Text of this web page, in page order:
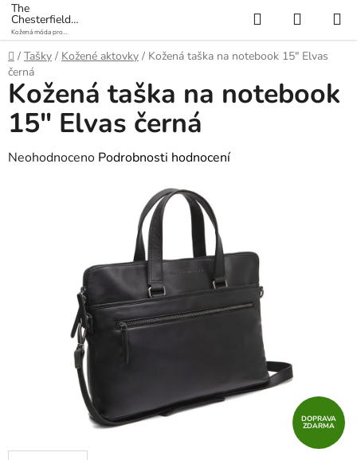
Přejít
na
obsah
The
Chesterfield
Brand
Kožená móda pro
každý den
Hledat
KOŠÍK
Domů
/ Tašky / Kožené aktovky / Kožená taška na notebook 15" Elvas
černá
Kožená taška na notebook
15" Elvas černá
Průměrné
Neohodnoceno Podrobnosti hodnocení
DOPRAVA
ZDARMA